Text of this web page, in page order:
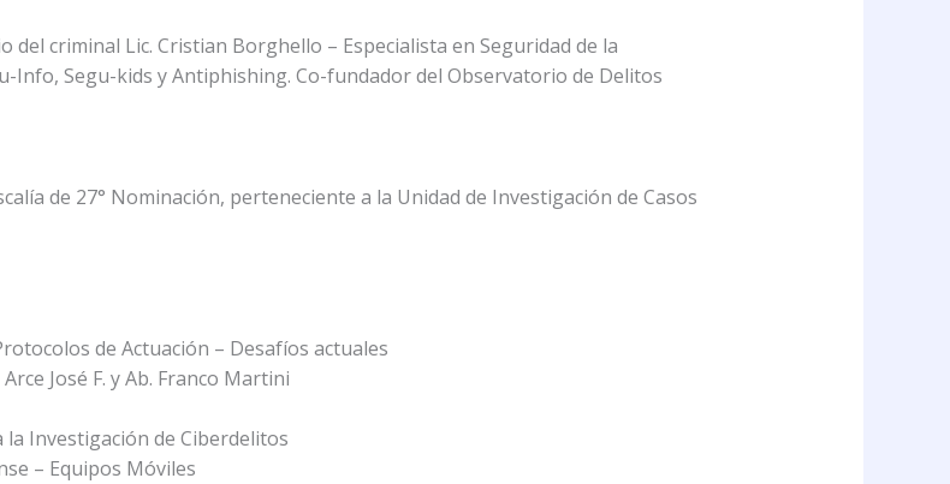
criminal Lic. Cristian Borghello – Especialista en Seguridad de la
Info, Segu-kids y Antiphishing. Co-fundador del Observatorio de Delitos
de 27° Nominación, perteneciente a la Unidad de Investigación de Casos
de Actuación – Desafíos actuales
José F. y Ab. Franco Martini
Investigación de Ciberdelitos
– Equipos Móviles